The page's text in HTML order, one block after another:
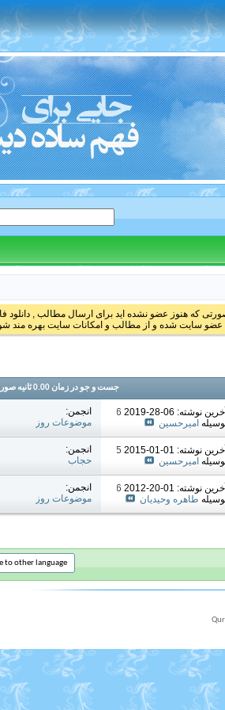
که هنوز عضو نشده اید برای ارسال مطالب , دانلود
سایت شده و از مطالب و امکانات سایت بهره مند
جست و جو در زمان 0.00ثانیه
نوشته: 06-28-2019
07:36 AM
امیرحسین
انجمن:
موضوعات روز
نوشته: 01-01-2015
12:15 PM
امیرحسین
انجمن:
حجاب
نوشته: 01-20-2012
08:16 AM
طاهره وحیدیان
انجمن:
موضوعات روز